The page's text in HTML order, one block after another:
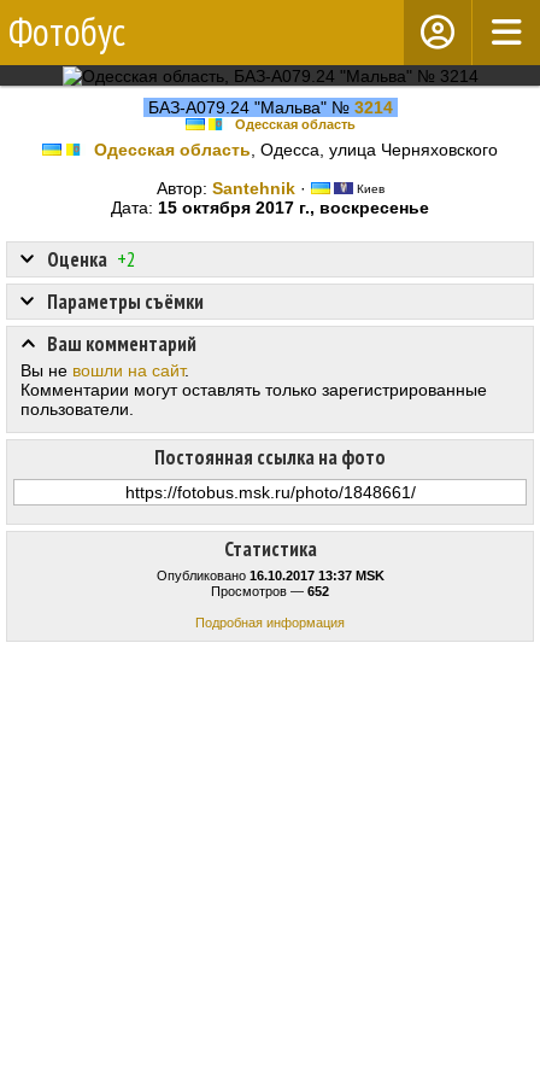
Фотобус
БАЗ-А079.24 "Мальва" № 3214
Одесская область
Одесская область , Одесса, улица Черняховского
Автор: Santehnik· Киев
Дата: 15 октября 2017 г., воскресенье
Статистика
Опубликовано 16.10.2017 13:37 MSK
Просмотров — 652
Подробная информация
Оценка +2
Постоянная ссылка на фото
Параметры съёмки
Ваш комментарий
Вы не вошли на сайт.
Комментарии могут оставлять только зарегистрированные
пользователи.